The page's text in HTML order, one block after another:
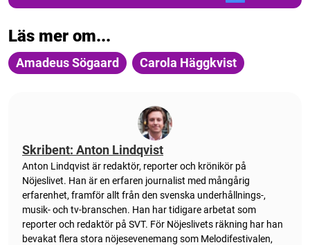
Läs mer om...
Amadeus Sögaard Carola Häggkvist
Skribent: Anton Lindqvist
Anton Lindqvist är redaktör, reporter och krönikör på
Nöjeslivet. Han är en erfaren journalist med mångårig
erfarenhet, framför allt från den svenska underhållnings-,
musik- och tv-branschen. Han har tidigare arbetat som
reporter och redaktör på SVT. För Nöjeslivets räkning har han
bevakat flera stora nöjesevenemang som Melodifestivalen,